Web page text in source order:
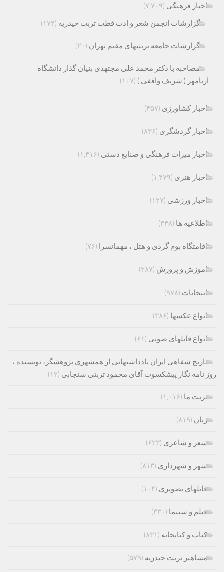
اخبار فرهنگی (۷,۷۰۹)
گزارشات انجمن شعر و ادب قطب تربت حیدریه (۱۷۴)
گزارشات جامعه تربتیهای مقیم تهران (۲۰)
مصاحبه با دکتر محمد علی مجتهدی بنیان گذار دانشگاه
آریامهر ( شریف واقفی ) (۱۰۷)
اخبار کشاورزی (۴۵۷)
اخبار گردشگری (۸۳۶)
اخبار میراث فرهنگی و صنایع دستی (۱,۴۱۶)
اخبار هنری (۱,۴۷۹)
اخبار ورزشی (۱۲۷)
اطلاعیه ها (۳۴۸)
اقامتگاه بوم گردی و هتل ، مهمانسرا (۷۶)
اموزش و پرورش (۲۸۷)
انتخابات (۹۷۸)
انواع عکسها (۳۸۶)
انواع فایلهای صوتی (۶۱)
تاریخ شفاهی ایران یادداشتهایی از همشهری پژوهشگر، نویسنده ،
روز نامه نگار پیشکسوت آقای محمود تربتی سنجابی (۱۲)
تربت ما (۱,۰۱۶)
زنان (۸۱۹)
شعر و شاعری (۶۲۳)
شهر و شهرداری (۸۱۳)
فایلهای تصویری (۱۰۴)
فیلم و سینما (۳۳۰)
کتاب و کتابخانه (۸۳۱)
مشاهیر تربت حیدریه (۵۷۹)